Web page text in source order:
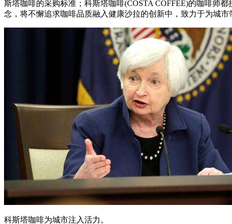
斯塔咖啡的采购标准；科斯塔咖啡(COSTA COFFEE)的咖啡师
念，将不懈追求咖啡品质融入健康沙拉的创新中，致力于为城市
科斯塔咖啡为城市注入活力。